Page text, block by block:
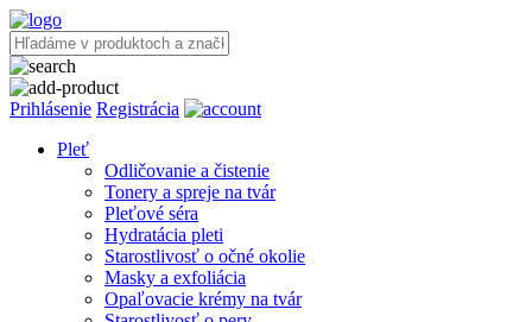
Prihlásenie Registrácia
Pleť
Odličovanie a čistenie
Tonery a spreje na tvár
Pleťové séra
Hydratácia pleti
Starostlivosť o očné okolie
Masky a exfoliácia
Opaľovacie krémy na tvár